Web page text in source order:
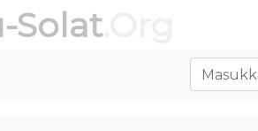
Solat.Org